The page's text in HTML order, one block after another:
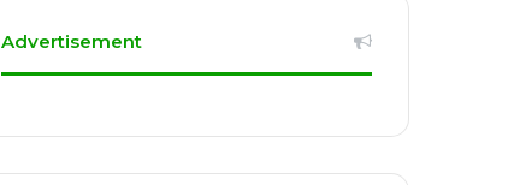
Advertisement